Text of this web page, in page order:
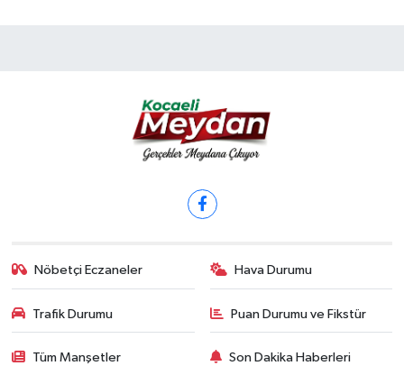
Nöbetçi Eczaneler Hava Durumu
Trafik Durumu Puan Durumu ve Fikstür
Tüm Manşetler Son Dakika Haberleri